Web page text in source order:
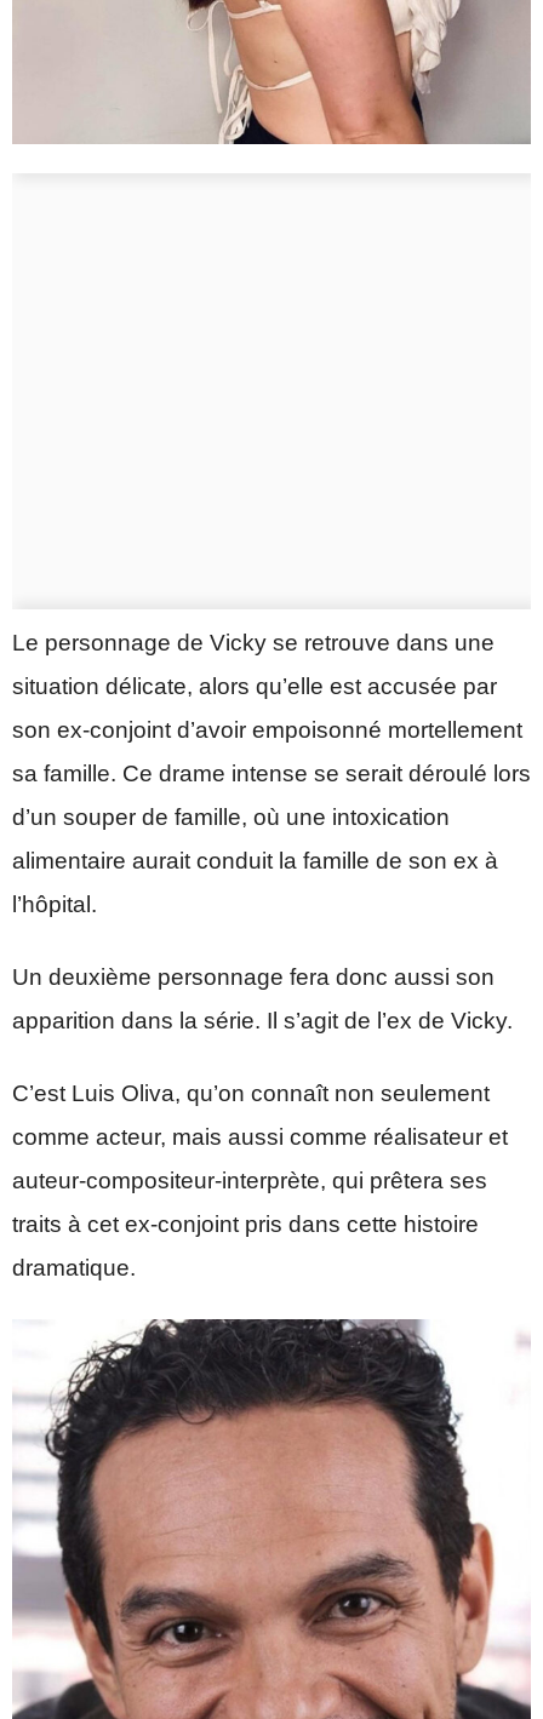
Le personnage de Vicky se retrouve dans une
situation délicate, alors qu’elle est accusée par
son ex-conjoint d’avoir empoisonné mortellement
sa famille. Ce drame intense se serait déroulé lors
d’un souper de famille, où une intoxication
alimentaire aurait conduit la famille de son ex à
l’hôpital.
Un deuxième personnage fera donc aussi son
apparition dans la série. Il s’agit de l’ex de Vicky.
C’est Luis Oliva, qu’on connaît non seulement
comme acteur, mais aussi comme réalisateur et
auteur-compositeur-interprète, qui prêtera ses
traits à cet ex-conjoint pris dans cette histoire
dramatique.